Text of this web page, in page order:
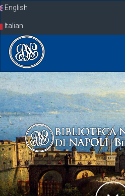
SkipEnglish
Italian